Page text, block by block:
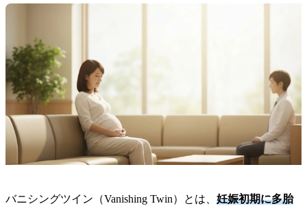
バニシングツイン（Vanishing Twin）とは、 妊娠初期に多胎